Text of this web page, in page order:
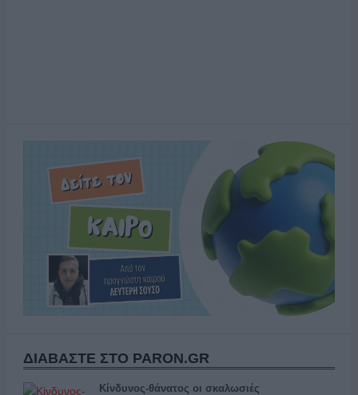
ΔΙΑΒΑΣΤΕ ΣΤΟ PARON.GR
Κίνδυνος-θάνατος οι σκαλωσιές